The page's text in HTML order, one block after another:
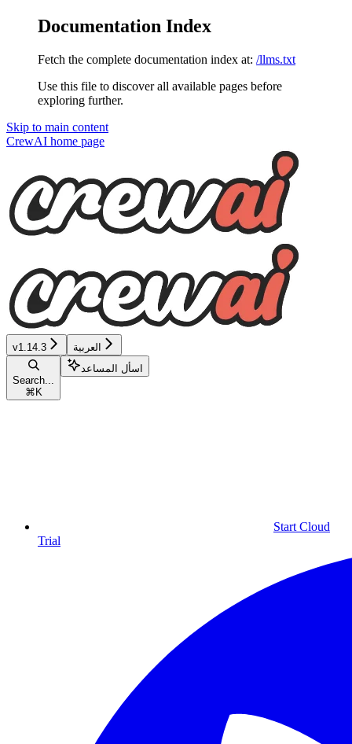
Documentation Index
Fetch the complete documentation index at: /llms.txt
Use this file to discover all available pages before
exploring further.
Skip to main content
CrewAI home page
v1.14.3 العربية
Search...
⌘ K
اسأل المساعد
Start Cloud
Trial